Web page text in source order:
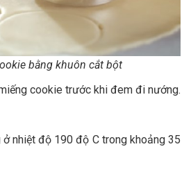
bằng khuôn cắt bột
cookie trước khi đem đi nướng.
nhiệt độ 190 độ C trong khoảng 35